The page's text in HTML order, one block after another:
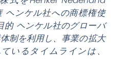
ヘンケル社への商標権使
的 ヘンケル社のグローバ
制を利用し、事業の拡大
いるタイムラインは、